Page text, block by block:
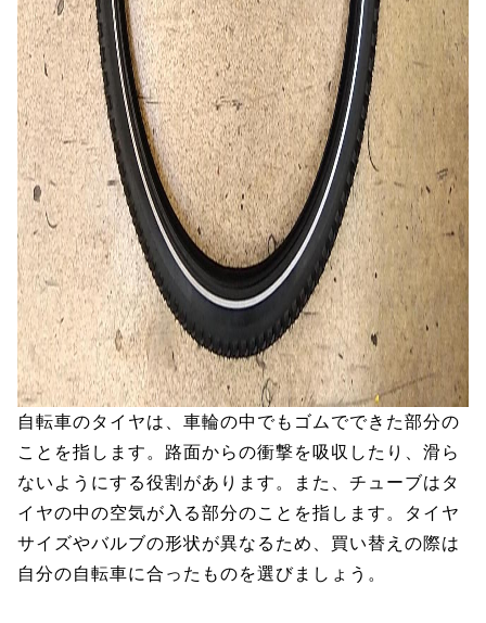
自転車のタイヤは、車輪の中でもゴムでできた部分の
ことを指します。路面からの衝撃を吸収したり、滑ら
ないようにする役割があります。また、チューブはタ
イヤの中の空気が入る部分のことを指します。タイヤ
サイズやバルブの形状が異なるため、買い替えの際は
自分の自転車に合ったものを選びましょう。